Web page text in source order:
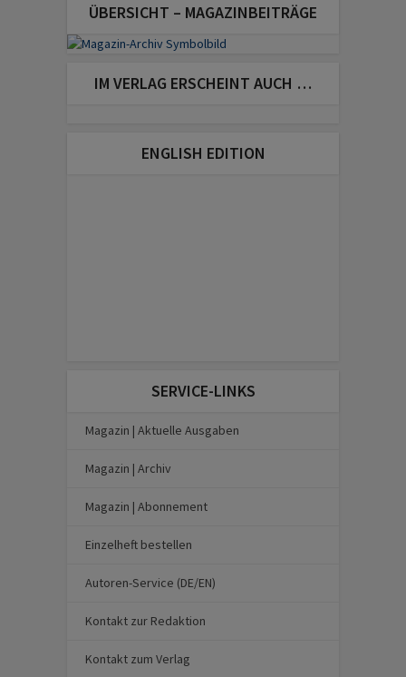
ÜBERSICHT – MAGAZINBEITRÄGE
IM VERLAG ERSCHEINT AUCH …
ENGLISH EDITION
SERVICE-LINKS
Magazin | Aktuelle Ausgaben
Magazin | Archiv
Magazin | Abonnement
Einzelheft bestellen
Autoren-Service (DE/EN)
Kontakt zur Redaktion
Kontakt zum Verlag